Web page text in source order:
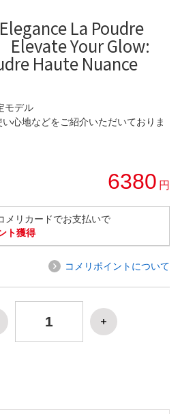
La Poudre
Elevate Your Glow:
Haute Nuance
モデル
心地などをご紹介いただいておりま
6380 円
メリカードでお支払いで
ト獲得
コメリポイントについて